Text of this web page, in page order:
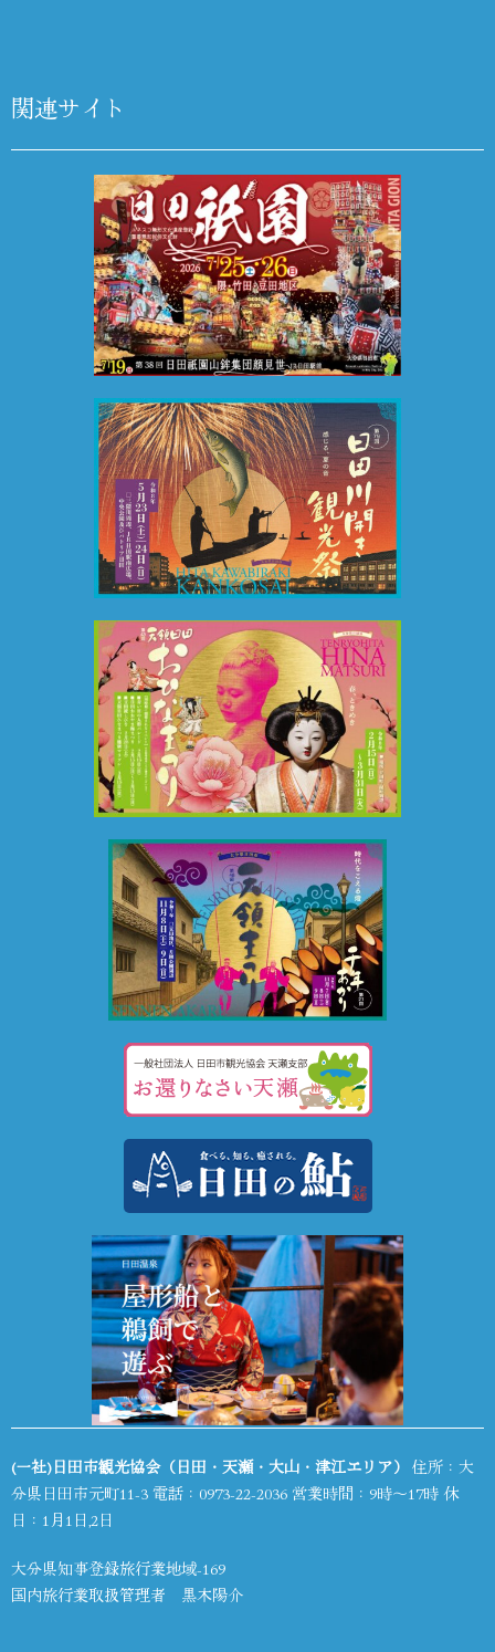
関連サイト
(一社)日田市観光協会（日田・天瀬・大山・津江エリア） 住所：大
分県日田市元町11-3 電話： 0973-22-2036 営業時間：9時～17時 休
日：1月1日,2日
大分県知事登録旅行業地域-169
国内旅行業取扱管理者 黒木陽介